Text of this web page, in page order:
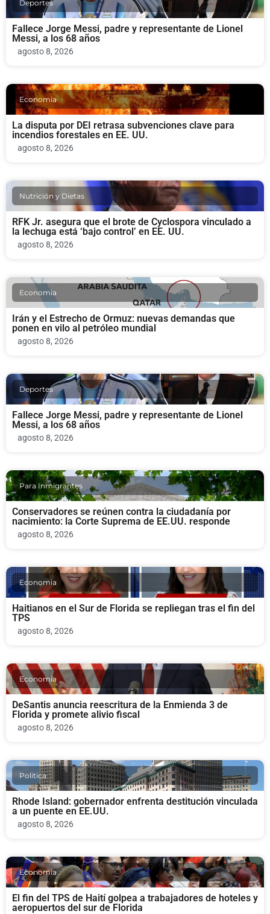
Deportes
Fallece Jorge Messi, padre y representante de Lionel
Messi, a los 68 años
agosto 8, 2026
Economia
La disputa por DEI retrasa subvenciones clave para
incendios forestales en EE. UU.
agosto 8, 2026
Nutrición y Dietas
RFK Jr. asegura que el brote de Cyclospora vinculado a
la lechuga está ‘bajo control’ en EE. UU.
agosto 8, 2026
Economia
Irán y el Estrecho de Ormuz: nuevas demandas que
ponen en vilo al petróleo mundial
agosto 8, 2026
Deportes
Fallece Jorge Messi, padre y representante de Lionel
Messi, a los 68 años
agosto 8, 2026
Para Inmigrantes
Conservadores se reúnen contra la ciudadanía por
nacimiento: la Corte Suprema de EE.UU. responde
agosto 8, 2026
Economia
Haitianos en el Sur de Florida se repliegan tras el fin del
TPS
agosto 8, 2026
Economia
DeSantis anuncia reescritura de la Enmienda 3 de
Florida y promete alivio fiscal
agosto 8, 2026
Politica
Rhode Island: gobernador enfrenta destitución vinculada
a un puente en EE.UU.
agosto 8, 2026
Economia
El fin del TPS de Haití golpea a trabajadores de hoteles y
aeropuertos del sur de Florida